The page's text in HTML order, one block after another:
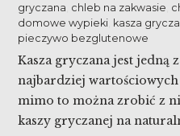
gryczana chleb na zakwasie
domowe wypieki kasza
pieczywo bezglutenowe
Kasza gryczana jest jedną
najbardziej wartościowych
mimo to można zrobić z
kaszy gryczanej na